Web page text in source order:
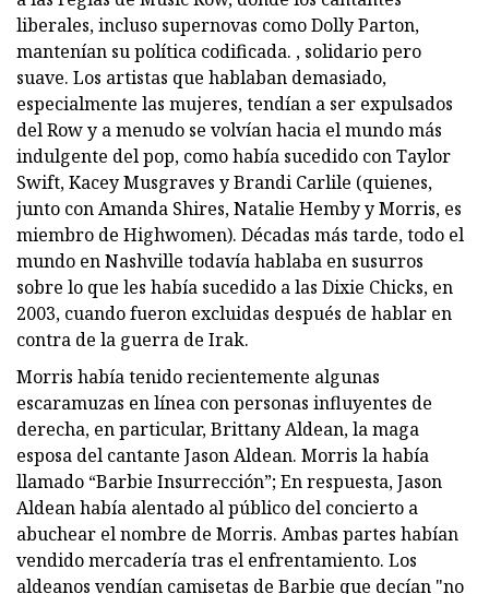
liberales, incluso supernovas como Dolly Parton,
mantenían su política codificada. , solidario pero
suave. Los artistas que hablaban demasiado,
especialmente las mujeres, tendían a ser expulsados ​​
del Row y a menudo se volvían hacia el mundo más
indulgente del pop, como había sucedido con Taylor
Swift, Kacey Musgraves y Brandi Carlile (quienes,
junto con Amanda Shires, Natalie Hemby y Morris, es
miembro de Highwomen). Décadas más tarde, todo el
mundo en Nashville todavía hablaba en susurros
sobre lo que les había sucedido a las Dixie Chicks, en
2003, cuando fueron excluidas después de hablar en
contra de la guerra de Irak.
Morris había tenido recientemente algunas
escaramuzas en línea con personas influyentes de
derecha, en particular, Brittany Aldean, la maga
esposa del cantante Jason Aldean. Morris la había
llamado “Barbie Insurrección”; En respuesta, Jason
Aldean había alentado al público del concierto a
abuchear el nombre de Morris. Ambas partes habían
vendido mercadería tras el enfrentamiento. Los
aldeanos vendían camisetas de Barbie que decían "no